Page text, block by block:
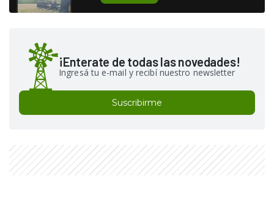
¡Enterate de todas las novedades!
Ingresá tu e-mail y recibí nuestro newsletter
Suscribirme